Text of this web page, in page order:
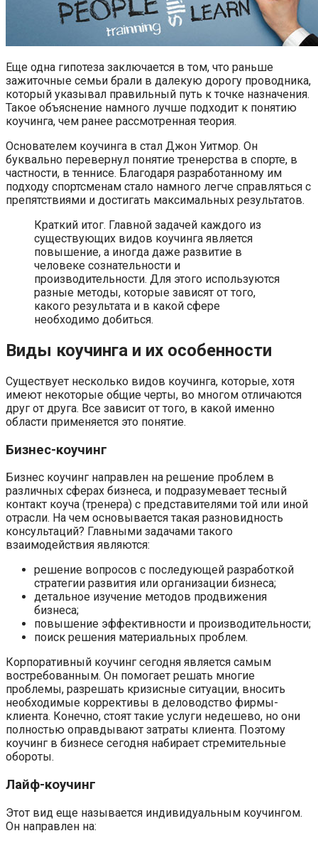
Еще одна гипотеза заключается в том, что раньше
зажиточные семьи брали в далекую дорогу проводника,
который указывал правильный путь к точке назначения.
Такое объяснение намного лучше подходит к понятию
коучинга, чем ранее рассмотренная теория.
Основателем коучинга в стал Джон Уитмор. Он
буквально перевернул понятие тренерства в спорте, в
частности, в теннисе. Благодаря разработанному им
подходу спортсменам стало намного легче справляться с
препятствиями и достигать максимальных результатов.
Краткий итог. Главной задачей каждого из
существующих видов коучинга является
повышение, а иногда даже развитие в
человеке сознательности и
производительности. Для этого используются
разные методы, которые зависят от того,
какого результата и в какой сфере
необходимо добиться.
Виды коучинга и их особенности
Существует несколько видов коучинга, которые, хотя
имеют некоторые общие черты, во многом отличаются
друг от друга. Все зависит от того, в какой именно
области применяется это понятие.
Бизнес-коучинг
Бизнес коучинг направлен на решение проблем в
различных сферах бизнеса, и подразумевает тесный
контакт коуча (тренера) с представителями той или иной
отрасли. На чем основывается такая разновидность
консультаций? Главными задачами такого
взаимодействия являются:
решение вопросов с последующей разработкой
стратегии развития или организации бизнеса;
детальное изучение методов продвижения
бизнеса;
повышение эффективности и производительности;
поиск решения материальных проблем.
Корпоративный коучинг сегодня является самым
востребованным. Он помогает решать многие
проблемы, разрешать кризисные ситуации, вносить
необходимые коррективы в деловодство фирмы-
клиента. Конечно, стоят такие услуги недешево, но они
полностью оправдывают затраты клиента. Поэтому
коучинг в бизнесе сегодня набирает стремительные
обороты.
Лайф-коучинг
Этот вид еще называется индивидуальным коучингом.
Он направлен на: